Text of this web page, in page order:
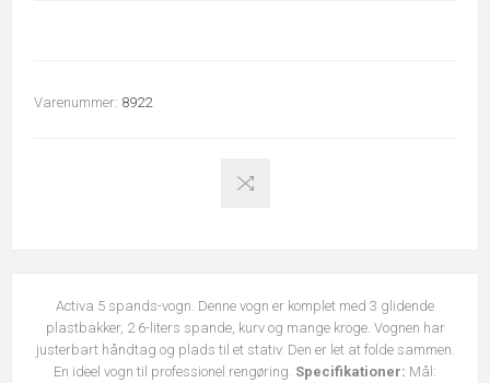
Varenummer: 8922
Activa 5 spands-vogn. Denne vogn er komplet med 3 glidende
plastbakker, 2 6-liters spande, kurv og mange kroge. Vognen har
justerbart håndtag og plads til et stativ. Den er let at folde sammen.
En ideel vogn til professionel rengøring. Specifikationer: Mål: